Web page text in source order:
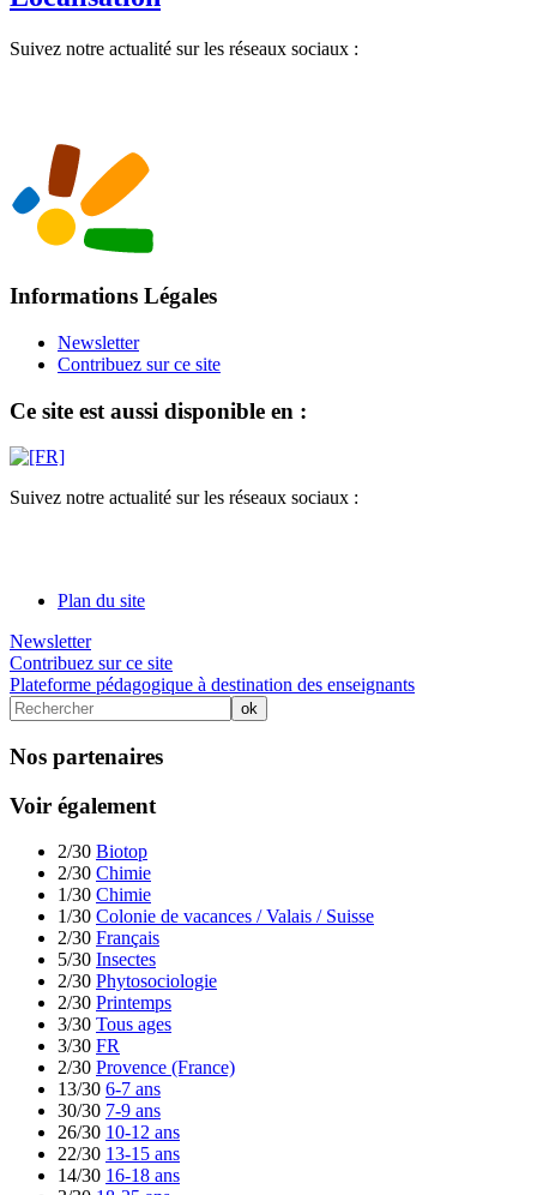
Suivez notre actualité sur les réseaux sociaux :
Informations Légales
Newsletter
Contribuez sur ce site
Ce site est aussi disponible en :
Suivez notre actualité sur les réseaux sociaux :
Plan du site
Newsletter
Contribuez sur ce site
Plateforme pédagogique à destination des enseignants
Nos partenaires
Voir également
2/30 Biotop
2/30 Chimie
1/30 Chimie
1/30 Colonie de vacances / Valais / Suisse
2/30 Français
5/30 Insectes
2/30 Phytosociologie
2/30 Printemps
3/30 Tous ages
3/30 FR
2/30 Provence (France)
13/30 6-7 ans
30/30 7-9 ans
26/30 10-12 ans
22/30 13-15 ans
14/30 16-18 ans